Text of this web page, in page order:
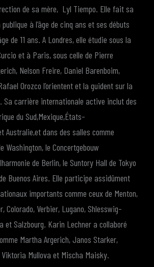
de sa mère, Lyl Tiempo. Elle fait sa
à l’âge de cinq ans et ses débuts
de 11 ans. A Londres, elle étudie sous la
et à Paris, sous celle de Pierre
Nelson Freire, Daniel Barenboim,
Orozco l’orientent et la guident sur la
Sa carrière internationale active inclut des
du Sud,Mexique,États-
Australie,et dans des salles comme
Washington, le Concertgebouw
de Berlin, le Suntory Hall de Tokyo
Buenos Aires. Elle participe assidûment
importants comme ceux de Menton,
Colorado, Verbier, Lugano, Shlesswig-
et Salzbourg. Karin Lechner a collaboré
Martha Argerich, Janos Starker,
Mullova et Mischa Maisky.